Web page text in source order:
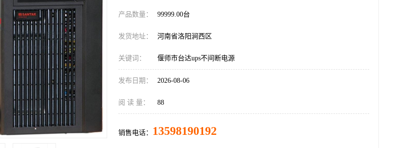
产品数量： 99999.00台
发货地址： 河南省洛阳涧西区
关键词： 偃师市台达ups不间断电源
发布日期： 2026-08-06
阅 读 量： 88
销售电话： 13598190192